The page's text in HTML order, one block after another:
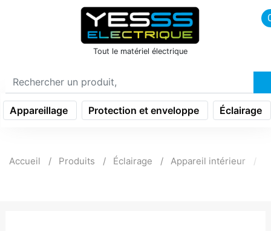
icon menu burger
Tout le matériel électrique
Appareillage Protection et enveloppe Éclairage
Accueil Produits Éclairage Appareil intérieur